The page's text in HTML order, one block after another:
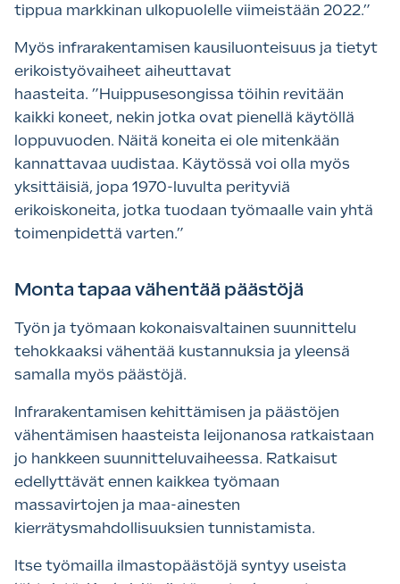
tippua markkinan ulkopuolelle viimeistään 2022.”
Myös infrarakentamisen kausiluonteisuus ja tietyt
erikoistyövaiheet aiheuttavat
haasteita. ”Huippusesongissa töihin revitään
kaikki koneet, nekin jotka ovat pienellä käytöllä
loppuvuoden. Näitä koneita ei ole mitenkään
kannattavaa uudistaa. Käytössä voi olla myös
yksittäisiä, jopa 1970-luvulta perityviä
erikoiskoneita, jotka tuodaan työmaalle vain yhtä
toimenpidettä varten.”
Monta tapaa vähentää päästöjä
Työn ja työmaan kokonaisvaltainen suunnittelu
tehokkaaksi vähentää kustannuksia ja yleensä
samalla myös päästöjä.
Infrarakentamisen kehittämisen ja päästöjen
vähentämisen haasteista leijonanosa ratkaistaan
jo hankkeen suunnitteluvaiheessa. Ratkaisut
edellyttävät ennen kaikkea työmaan
massavirtojen ja maa-ainesten
kierrätysmahdollisuuksien tunnistamista.
Itse työmailla ilmastopäästöjä syntyy useista